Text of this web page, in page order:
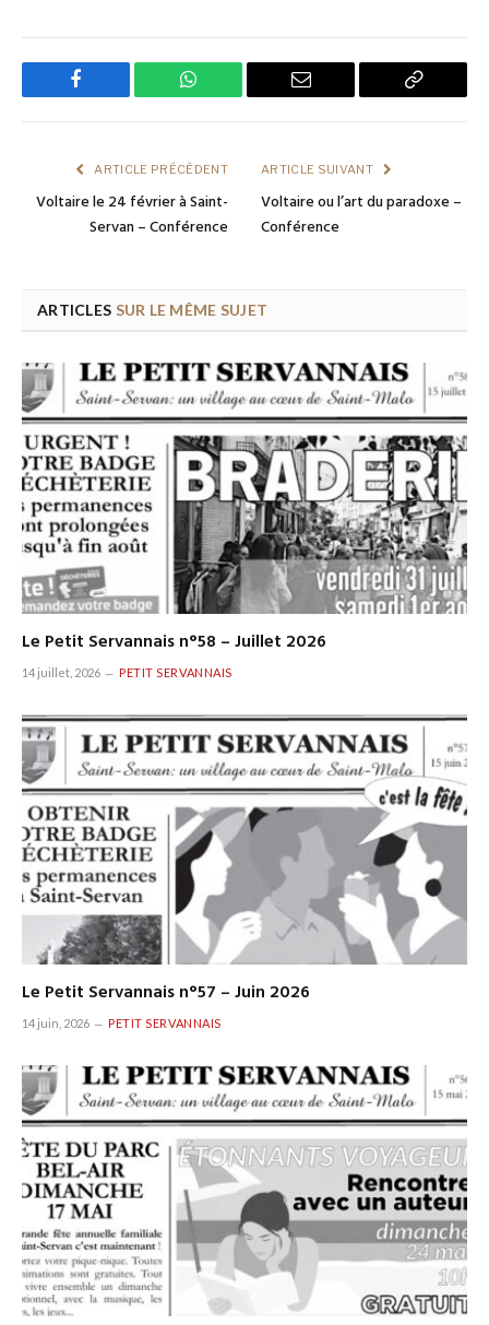
Facebook WhatsApp Email
Copy
ARTICLE PRÉCÉDENT
Voltaire le 24 février à Saint-
Servan – Conférence
ARTICLE SUIVANT
Voltaire ou l’art du paradoxe –
Conférence
ARTICLES SUR LE MÊME SUJET
Le Petit Servannais n°58 – Juillet 2026
14 juillet, 2026 PETIT SERVANNAIS
Le Petit Servannais n°57 – Juin 2026
14 juin, 2026 PETIT SERVANNAIS